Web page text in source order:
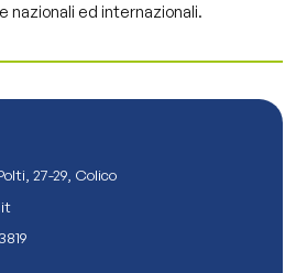
nazionali ed internazionali.
27-29, Colico